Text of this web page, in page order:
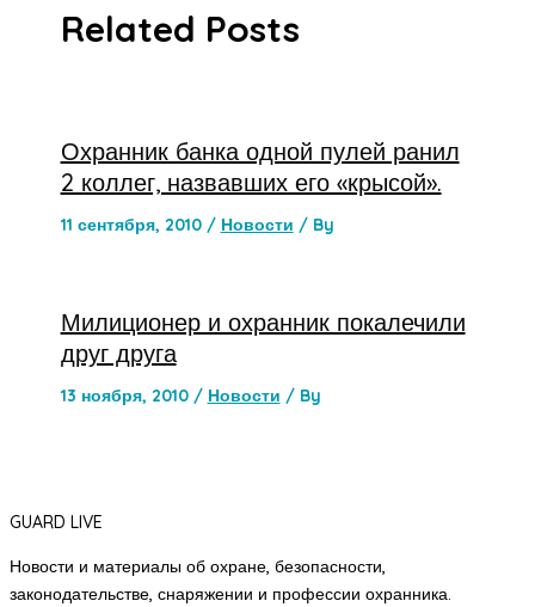
Related Posts
Охранник банка одной пулей ранил
2 коллег, назвавших его «крысой».
11 сентября, 2010 / Новости / By
Милиционер и охранник покалечили
друг друга
13 ноября, 2010 / Новости / By
GUARD LIVE
Новости и материалы об охране, безопасности,
законодательстве, снаряжении и профессии охранника.